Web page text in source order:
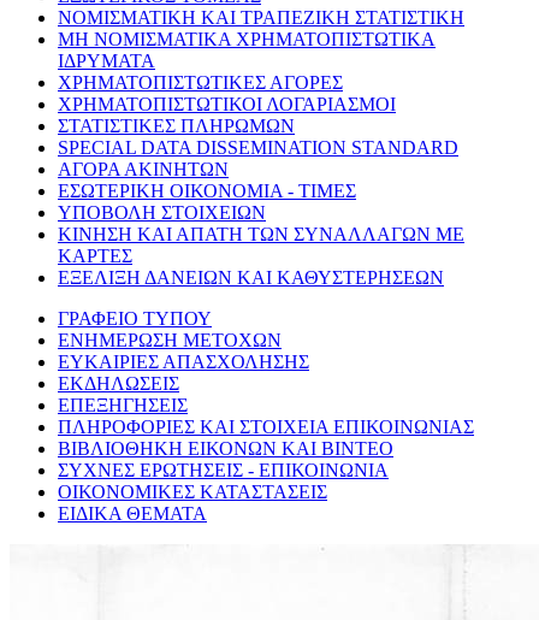
ΝΟΜΙΣΜΑΤΙΚΗ ΚΑΙ ΤΡΑΠΕΖΙΚΗ ΣΤΑΤΙΣΤΙΚΗ
ΜΗ ΝΟΜΙΣΜΑΤΙΚΑ ΧΡΗΜΑΤΟΠΙΣΤΩΤΙΚΑ
ΙΔΡΥΜΑΤΑ
ΧΡΗΜΑΤΟΠΙΣΤΩΤΙΚΕΣ ΑΓΟΡΕΣ
ΧΡΗΜΑΤΟΠΙΣΤΩΤΙΚΟΙ ΛΟΓΑΡΙΑΣΜΟΙ
ΣΤΑΤΙΣΤΙΚΕΣ ΠΛΗΡΩΜΩΝ
SPECIAL DATA DISSEMINATION STANDARD
ΑΓΟΡΑ ΑΚΙΝΗΤΩΝ
ΕΣΩΤΕΡΙΚΗ ΟΙΚΟΝΟΜΙΑ - ΤΙΜΕΣ
ΥΠΟΒΟΛΗ ΣΤΟΙΧΕΙΩΝ
ΚΙΝΗΣΗ ΚΑΙ ΑΠΑΤΗ ΤΩΝ ΣΥΝΑΛΛΑΓΩΝ ΜΕ
ΚΑΡΤΕΣ
ΕΞΕΛΙΞΗ ΔΑΝΕΙΩΝ ΚΑΙ ΚΑΘΥΣΤΕΡΗΣΕΩΝ
ΓΡΑΦΕΙΟ ΤΥΠΟΥ
ΕΝΗΜΕΡΩΣΗ ΜΕΤΟΧΩΝ
ΕΥΚΑΙΡΙΕΣ ΑΠΑΣΧΟΛΗΣΗΣ
ΕΚΔΗΛΩΣΕΙΣ
ΕΠΕΞΗΓΗΣΕΙΣ
ΠΛΗΡΟΦΟΡΙΕΣ ΚΑΙ ΣΤΟΙΧΕΙΑ ΕΠΙΚΟΙΝΩΝΙΑΣ
ΒΙΒΛΙΟΘΗΚΗ ΕΙΚΟΝΩΝ ΚΑΙ ΒΙΝΤΕΟ
ΣΥΧΝΕΣ ΕΡΩΤΗΣΕΙΣ - ΕΠΙΚΟΙΝΩΝΙΑ
ΟΙΚΟΝΟΜΙΚΕΣ ΚΑΤΑΣΤΑΣΕΙΣ
ΕΙΔΙΚΑ ΘΕΜΑΤΑ